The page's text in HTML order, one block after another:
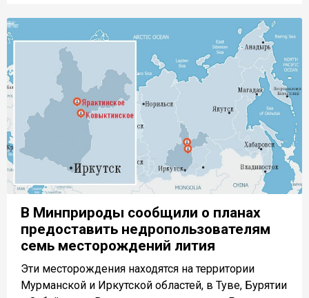
В Минприроды сообщили о планах
предоставить недропользователям
семь месторождений лития
Эти месторождения находятся на территории
Мурманской и Иркутской областей, в Туве, Бурятии